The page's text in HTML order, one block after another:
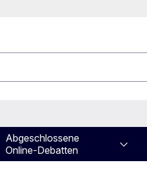
Abgeschlossene
Online-Debatten